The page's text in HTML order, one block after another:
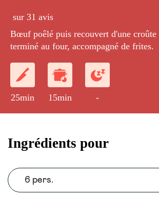
sur 31 avis
Bœuf poêlé puis recouvert d'une croûte
terminé au four, accompagné de frites.
25min 15min -
Ingrédients pour
6 pers.